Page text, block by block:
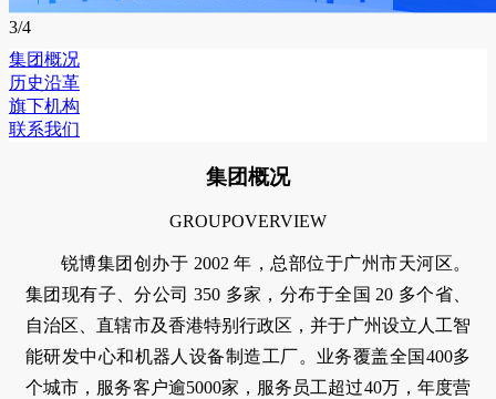
4/4
集团概况
历史沿革
旗下机构
联系我们
集团概况
GROUPOVERVIEW
锐博集团创办于 2002 年，总部位于广州市天河区。
集团现有子、分公司 350 多家，分布于全国 20 多个省、
自治区、直辖市及香港特别行政区，并于广州设立人工智
能研发中心和机器人设备制造工厂。业务覆盖全国400多
个城市，服务客户逾5000家，服务员工超过40万，年度营